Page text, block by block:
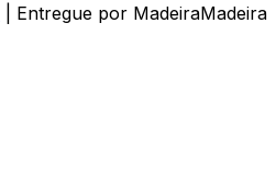
| Entregue por MadeiraMadeira